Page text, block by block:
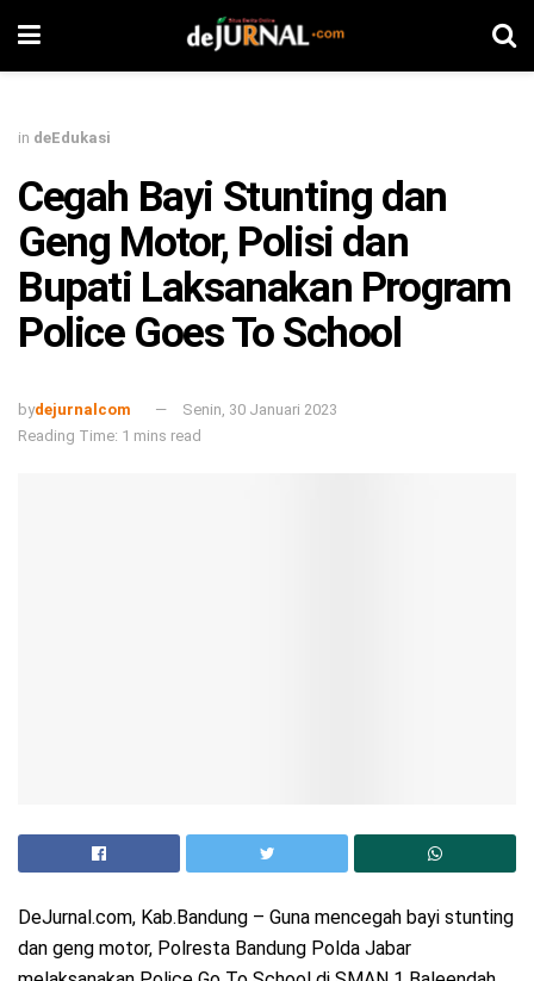
in deEdukasi
Cegah Bayi Stunting dan
Geng Motor, Polisi dan
Bupati Laksanakan Program
Police Goes To School
bydejurnalcom
Senin, 30 Januari 2023
Reading Time: 1 mins read
DeJurnal.com, Kab.Bandung – Guna mencegah bayi stunting
dan geng motor, Polresta Bandung Polda Jabar